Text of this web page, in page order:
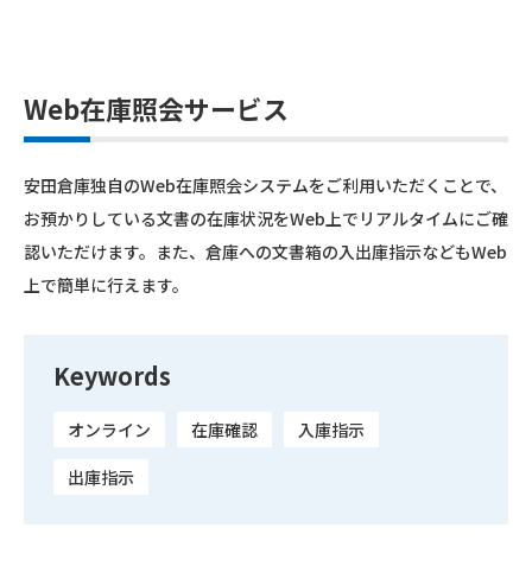
Web在庫照会サービス
安田倉庫独自のWeb在庫照会システムをご利用いただくことで、
お預かりしている文書の在庫状況をWeb上でリアルタイムにご確
認いただけます。また、倉庫への文書箱の入出庫指示などもWeb
上で簡単に行えます。
Keywords
オンライン 在庫確認
入庫指示
出庫指示